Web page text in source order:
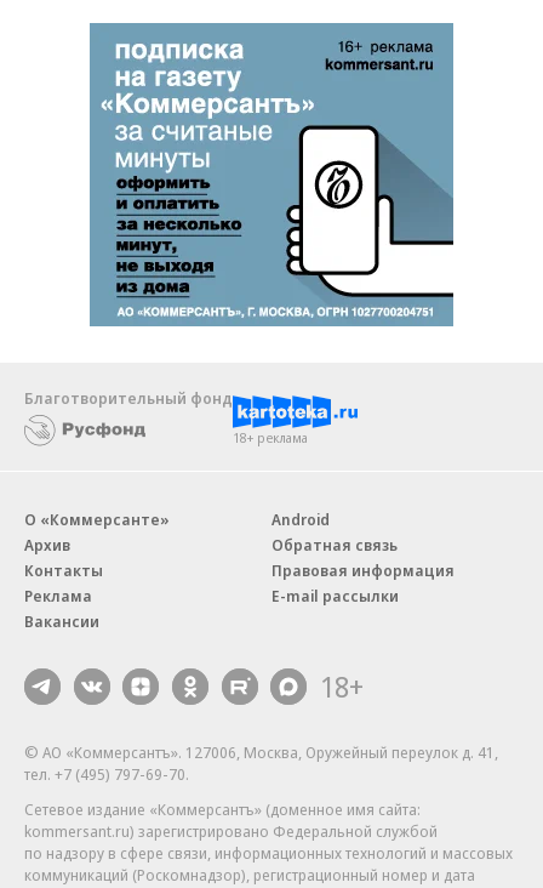
Благотворительный фонд
18+ реклама
О «Коммерсанте»
Архив
Контакты
Реклама
Вакансии
Android
Обратная связь
Правовая информация
E-mail рассылки
18+
© АО «Коммерсантъ». 127006, Москва, Оружейный переулок д. 41,
тел. +7 (495) 797-69-70.
Сетевое издание «Коммерсантъ» (доменное имя сайта:
kommersant.ru) зарегистрировано Федеральной службой
по надзору в сфере связи, информационных технологий и массовых
коммуникаций (Роскомнадзор), регистрационный номер и дата